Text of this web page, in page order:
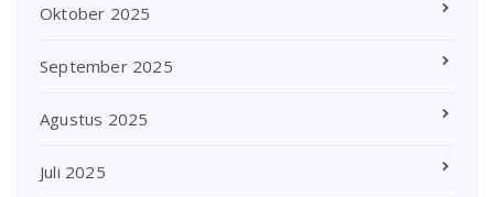
Oktober 2025
September 2025
Agustus 2025
Juli 2025